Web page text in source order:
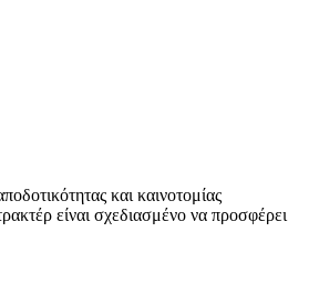
και καινοτομίας
είναι σχεδιασμένο να προσφέρει